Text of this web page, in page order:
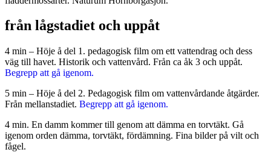
från lågstadiet och uppåt
4 min – Höje å del 1. pedagogisk film om ett vattendrag och dess
väg till havet. Historik och vattenvård. Från ca åk 3 och uppåt.
Begrepp att gå igenom.
5 min – Höje å del 2. Pedagogisk film om vattenvårdande åtgärder.
Från mellanstadiet. Begrepp att gå igenom.
4 min. En damm kommer till genom att dämma en torvtäkt. Gå
igenom orden dämma, torvtäkt, fördämning. Fina bilder på vilt och
fågel.